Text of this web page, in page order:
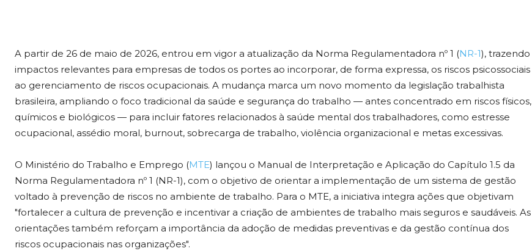
A partir de 26 de maio de 2026, entrou em vigor a atualização da Norma Regulamentadora nº 1 (NR-1), trazendo
impactos relevantes para empresas de todos os portes ao incorporar, de forma expressa, os riscos psicossociais
ao gerenciamento de riscos ocupacionais. A mudança marca um novo momento da legislação trabalhista
brasileira, ampliando o foco tradicional da saúde e segurança do trabalho — antes concentrado em riscos físicos,
químicos e biológicos — para incluir fatores relacionados à saúde mental dos trabalhadores, como estresse
ocupacional, assédio moral, burnout, sobrecarga de trabalho, violência organizacional e metas excessivas.
O Ministério do Trabalho e Emprego (MTE) lançou o Manual de Interpretação e Aplicação do Capítulo 1.5 da
Norma Regulamentadora nº 1 (NR-1), com o objetivo de orientar a implementação de um sistema de gestão
voltado à prevenção de riscos no ambiente de trabalho. Para o MTE, a iniciativa integra ações que objetivam
"fortalecer a cultura de prevenção e incentivar a criação de ambientes de trabalho mais seguros e saudáveis. As
orientações também reforçam a importância da adoção de medidas preventivas e da gestão contínua dos
riscos ocupacionais nas organizações".